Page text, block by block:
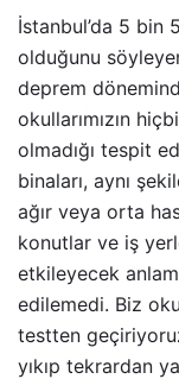
İstanbul’da 5 bin
olduğunu
deprem
okullarımızın
olmadığı tespit
binaları, aynı
ağır veya orta
konutlar ve iş
etkileyecek
edilemedi. Biz
testten
yıkıp tekrardan